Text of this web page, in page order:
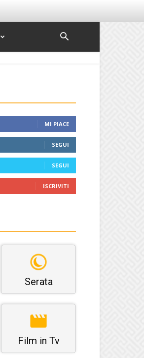
MI PIACE
SEGUI
SEGUI
ISCRIVITI
Serata
Film in Tv